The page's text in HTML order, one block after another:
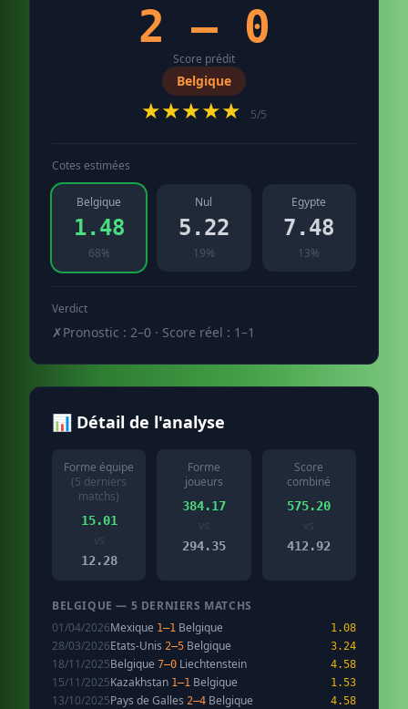
2 – 0
Score prédit
Belgique
★★★★★ 5/5
Cotes estimées
Belgique
1.48
68%
Nul
5.22
19%
Egypte
7.48
13%
Verdict
✗Pronostic : 2–0 · Score réel : 1–1
📊 Détail de l'analyse
Forme équipe
(5 derniers
matchs)
15.01
vs
12.28
Forme
joueurs
384.17
vs
294.35
Score
combiné
575.20
vs
412.92
BELGIQUE — 5 DERNIERS MATCHS
01/04/2026Mexique 1–1 Belgique 1.08
28/03/2026Etats-Unis 2–5 Belgique 3.24
18/11/2025Belgique 7–0 Liechtenstein 4.58
15/11/2025Kazakhstan 1–1 Belgique 1.53
13/10/2025Pays de Galles 2–4 Belgique 4.58